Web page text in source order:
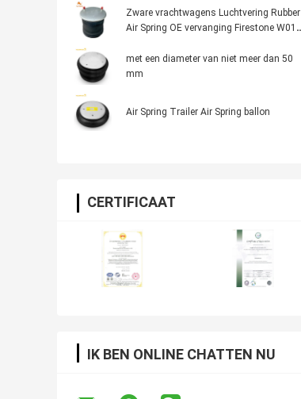
Zware vrachtwagens Luchtvering Rubber
Air Spring OE vervanging Firestone W01-
3130498
met een diameter van niet meer dan 50
mm
Air Spring Trailer Air Spring ballon
CERTIFICAAT
IK BEN ONLINE CHATTEN NU